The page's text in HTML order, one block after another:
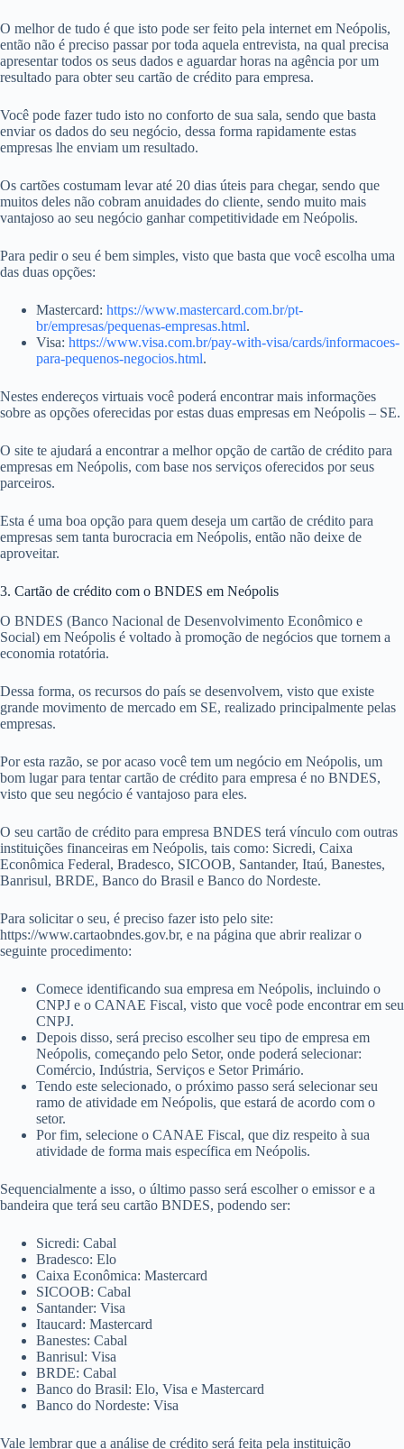
O melhor de tudo é que isto pode ser feito pela internet em Neópolis,
então não é preciso passar por toda aquela entrevista, na qual precisa
apresentar todos os seus dados e aguardar horas na agência por um
resultado para obter seu cartão de crédito para empresa.
Você pode fazer tudo isto no conforto de sua sala, sendo que basta
enviar os dados do seu negócio, dessa forma rapidamente estas
empresas lhe enviam um resultado.
Os cartões costumam levar até 20 dias úteis para chegar, sendo que
muitos deles não cobram anuidades do cliente, sendo muito mais
vantajoso ao seu negócio ganhar competitividade em Neópolis.
Para pedir o seu é bem simples, visto que basta que você escolha uma
das duas opções:
Mastercard: https://www.mastercard.com.br/pt-
br/empresas/pequenas-empresas.html.
Visa: https://www.visa.com.br/pay-with-visa/cards/informacoes-
para-pequenos-negocios.html.
Nestes endereços virtuais você poderá encontrar mais informações
sobre as opções oferecidas por estas duas empresas em Neópolis – SE.
O site te ajudará a encontrar a melhor opção de cartão de crédito para
empresas em Neópolis, com base nos serviços oferecidos por seus
parceiros.
Esta é uma boa opção para quem deseja um cartão de crédito para
empresas sem tanta burocracia em Neópolis, então não deixe de
aproveitar.
3. Cartão de crédito com o BNDES em Neópolis
O BNDES (Banco Nacional de Desenvolvimento Econômico e
Social) em Neópolis é voltado à promoção de negócios que tornem a
economia rotatória.
Dessa forma, os recursos do país se desenvolvem, visto que existe
grande movimento de mercado em SE, realizado principalmente pelas
empresas.
Por esta razão, se por acaso você tem um negócio em Neópolis, um
bom lugar para tentar cartão de crédito para empresa é no BNDES,
visto que seu negócio é vantajoso para eles.
O seu cartão de crédito para empresa BNDES terá vínculo com outras
instituições financeiras em Neópolis, tais como: Sicredi, Caixa
Econômica Federal, Bradesco, SICOOB, Santander, Itaú, Banestes,
Banrisul, BRDE, Banco do Brasil e Banco do Nordeste.
Para solicitar o seu, é preciso fazer isto pelo site:
https://www.cartaobndes.gov.br, e na página que abrir realizar o
seguinte procedimento:
Comece identificando sua empresa em Neópolis, incluindo o
CNPJ e o CANAE Fiscal, visto que você pode encontrar em seu
CNPJ.
Depois disso, será preciso escolher seu tipo de empresa em
Neópolis, começando pelo Setor, onde poderá selecionar:
Comércio, Indústria, Serviços e Setor Primário.
Tendo este selecionado, o próximo passo será selecionar seu
ramo de atividade em Neópolis, que estará de acordo com o
setor.
Por fim, selecione o CANAE Fiscal, que diz respeito à sua
atividade de forma mais específica em Neópolis.
Sequencialmente a isso, o último passo será escolher o emissor e a
bandeira que terá seu cartão BNDES, podendo ser:
Sicredi: Cabal
Bradesco: Elo
Caixa Econômica: Mastercard
SICOOB: Cabal
Santander: Visa
Itaucard: Mastercard
Banestes: Cabal
Banrisul: Visa
BRDE: Cabal
Banco do Brasil: Elo, Visa e Mastercard
Banco do Nordeste: Visa
Vale lembrar que a análise de crédito será feita pela instituição